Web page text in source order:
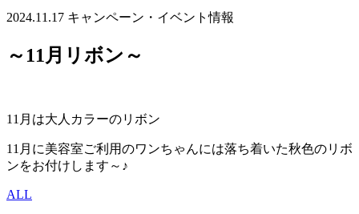
2024.11.17 キャンペーン・イベント情報
～11月リボン～
11月は大人カラーのリボン
11月に美容室ご利用のワンちゃんには落ち着いた秋色のリボ
ンをお付けします～♪
ALL